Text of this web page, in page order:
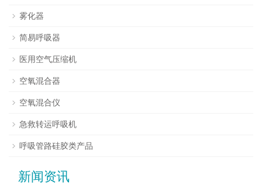
雾化器
简易呼吸器
医用空气压缩机
空氧混合器
空氧混合仪
急救转运呼吸机
呼吸管路硅胶类产品
新闻资讯